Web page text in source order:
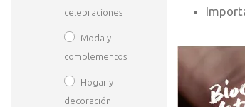
celebraciones
Moda y
complementos
Hogar y
decoración